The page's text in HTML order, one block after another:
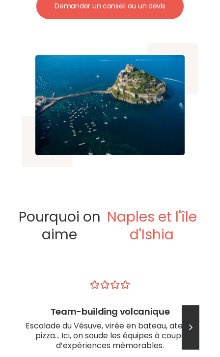
Demander un conseil ou un devis
Pourquoi on
aime
Naples et l'île
d'Ishia
Team-building volcanique
Escalade du Vésuve, virée en bateau, atelier
pizza… Ici, on soude les équipes à coups
d’expériences mémorables.